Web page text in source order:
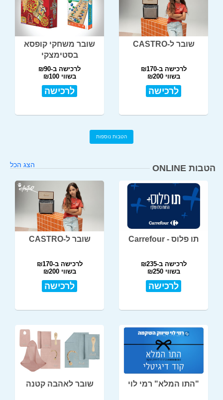
שובר ל-CASTRO
לרכישה ב-₪170
בשווי ₪200
לרכישה
שובר משחקי קופסא
בסטימצקי
לרכישה ב-₪90
בשווי ₪100
לרכישה
הטבות נוספות
הטבות ONLINE הצג הכל
תו פלוס - Carrefour
לרכישה ב-₪235
בשווי ₪250
לרכישה
שובר ל-CASTRO
לרכישה ב-₪170
בשווי ₪200
לרכישה
"התו המלא" רמי לוי שובר לאהבה קטנה